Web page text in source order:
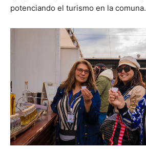
potenciando el turismo en la comuna.